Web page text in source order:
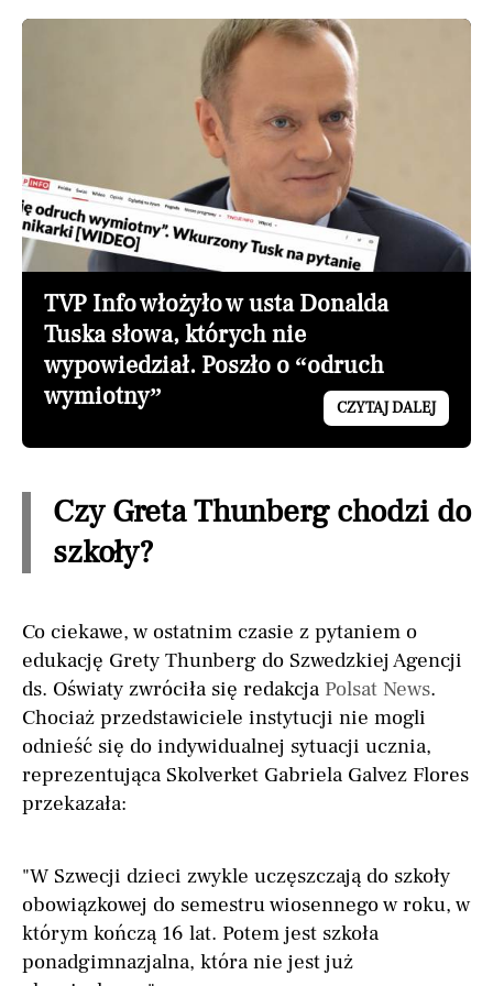
TVP Info włożyło w usta Donalda
Tuska słowa, których nie
wypowiedział. Poszło o “odruch
wymiotny”
CZYTAJ DALEJ
Czy Greta Thunberg chodzi do
szkoły?
Co ciekawe, w ostatnim czasie z pytaniem o
edukację Grety Thunberg do Szwedzkiej Agencji
ds. Oświaty zwróciła się redakcja Polsat News.
Chociaż przedstawiciele instytucji nie mogli
odnieść się do indywidualnej sytuacji ucznia,
reprezentująca Skolverket Gabriela Galvez Flores
przekazała:
"W Szwecji dzieci zwykle uczęszczają do szkoły
obowiązkowej do semestru wiosennego w roku, w
którym kończą 16 lat. Potem jest szkoła
ponadgimnazjalna, która nie jest już